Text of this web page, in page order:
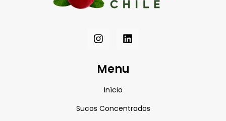
Menu
Início
Sucos Concentrados